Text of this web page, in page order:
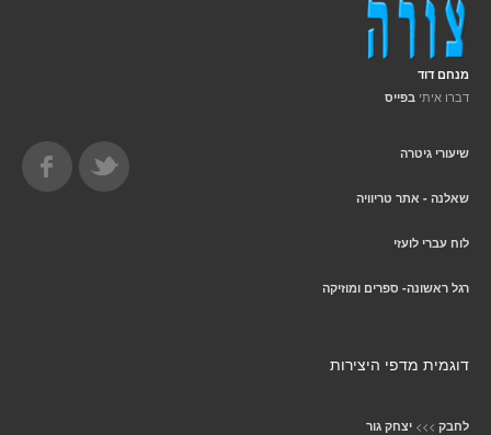
מנחם דוד
דברו איתי בפייס
שיעורי גיטרה
שאלנה - אתר טריוויה
לוח עברי לועזי
רגל ראשונה- ספרים ומוזיקה
דוגמית מדפי היצירות
לחבק >>> יצחק גור